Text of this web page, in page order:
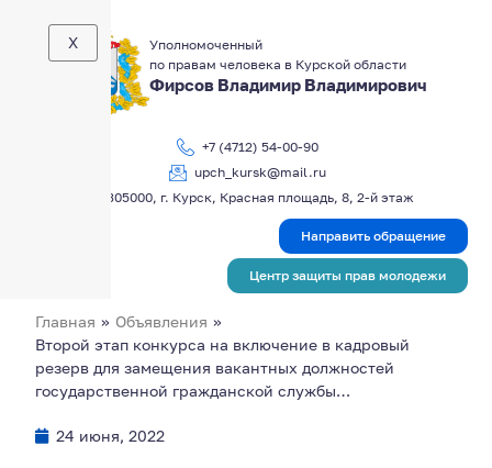
Уполномоченный
по правам человека в Курской области
Фирсов Владимир Владимирович
+7 (4712) 54-00-90
upch_kursk@mail.ru
305000, г. Курск, Красная площадь, 8, 2-й этаж
X
Направить обращение
Центр защиты прав молодежи
Главная » Объявления »
Второй этап конкурса на включение в кадровый
резерв для замещения вакантных должностей
государственной гражданской службы…
24 июня, 2022